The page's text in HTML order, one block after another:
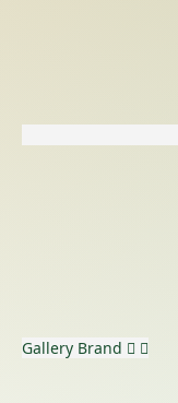
Gallery Brand